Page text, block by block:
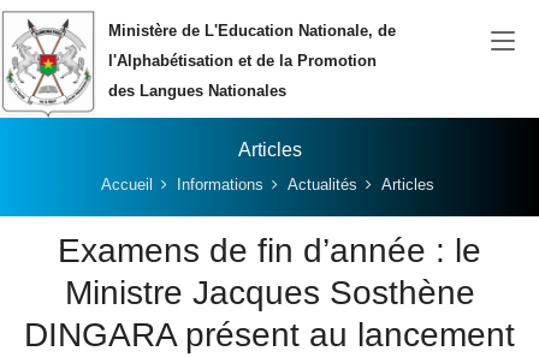
Aller au contenu principalMinistère de L'Education Nationale, de
l'Alphabétisation et de la Promotion
des Langues Nationales
Articles
Vous êtes ici:Accueil Informations Actualités Articles
Examens de fin d’année : le
Ministre Jacques Sosthène
DINGARA présent au lancement